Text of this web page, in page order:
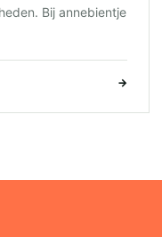
Bij annebientje
→